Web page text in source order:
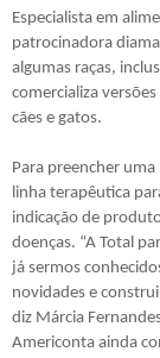
Especialista em
patrocinadora
algumas raças,
comercializa
cães e gatos.
Para preencher
linha terapêutica
indicação de
doenças. “A Total
já sermos
novidades e
diz Márcia
Americonta ainda